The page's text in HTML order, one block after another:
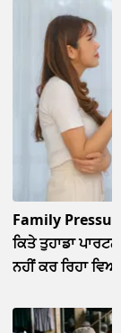
Family
ਕਿਤੇ ਤੁਹਾਡਾ
ਨਹੀਂ ਕਰ ਰਿਹਾ